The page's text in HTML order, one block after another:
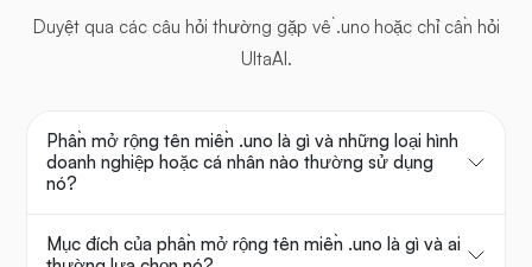
Duyệt qua các câu hỏi thường gặp về .uno hoặc chỉ cần hỏi
UltaAI.
Phần mở rộng tên miền .uno là gì và những loại hình
doanh nghiệp hoặc cá nhân nào thường sử dụng
nó?
Mục đích của phần mở rộng tên miền .uno là gì và ai